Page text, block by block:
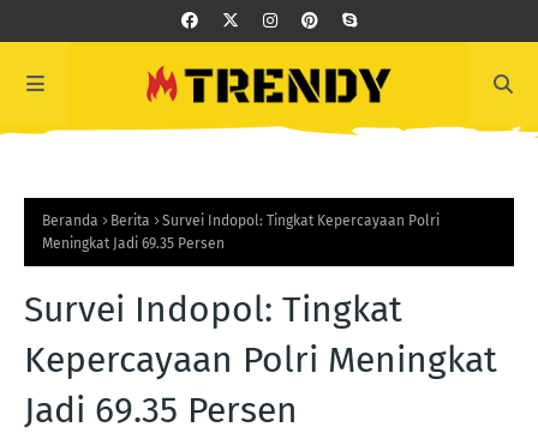
Beranda Berita
Survei Indopol: Tingkat Kepercayaan Polri
Meningkat Jadi 69.35 Persen
Survei Indopol: Tingkat
Kepercayaan Polri Meningkat
Jadi 69.35 Persen